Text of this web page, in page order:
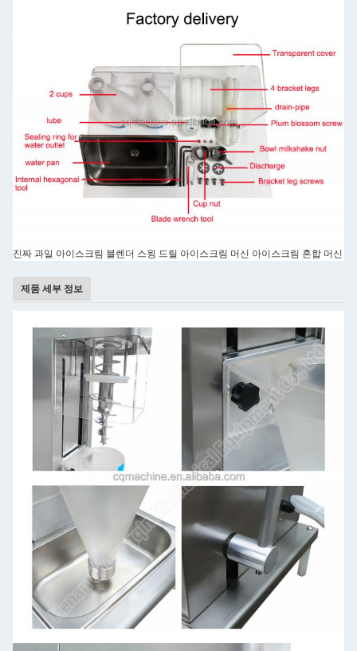
진짜 과일 아이스크림 블렌더 스윙 드릴 아이스크림 머신 아이스크림 혼합 머신
제품 세부 정보